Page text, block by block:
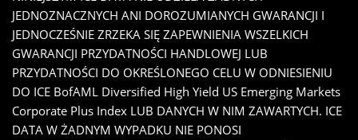
JEDNOZNACZNYCH ANI DOROZUMIANYCH GWARANCJI I
JEDNOCZEŚNIE ZRZEKA SIĘ ZAPEWNIENIA WSZELKICH
GWARANCJI PRZYDATNOŚCI HANDLOWEJ LUB
PRZYDATNOŚCI DO OKREŚLONEGO CELU W ODNIESIENIU
DO ICE BofAML Diversified High Yield US Emerging Markets
Corporate Plus Index LUB DANYCH W NIM ZAWARTYCH. ICE
DATA W ŻADNYM WYPADKU NIE PONOSI